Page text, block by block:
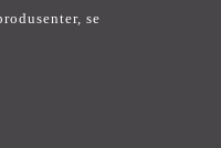
se